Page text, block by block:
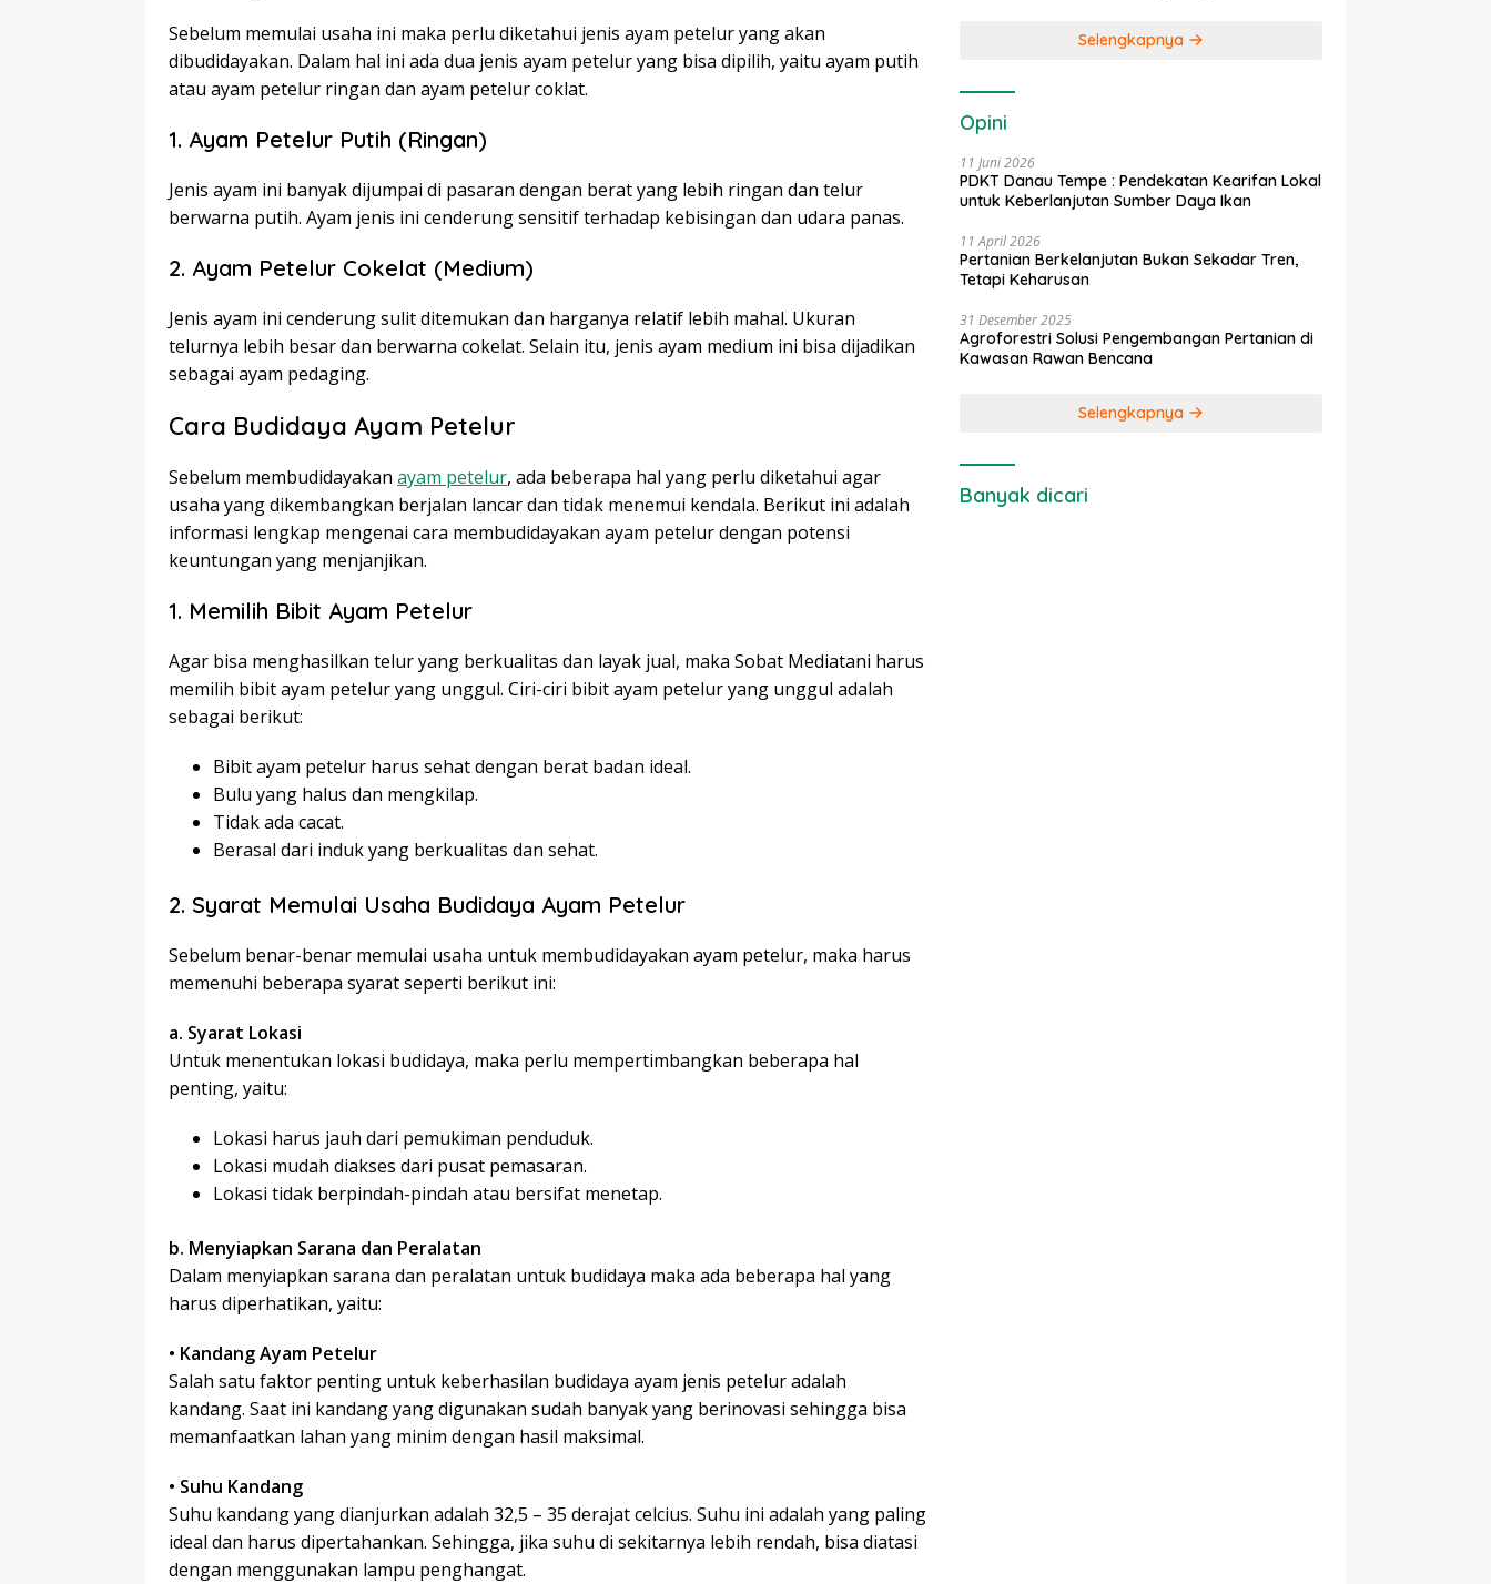
Sebelum memulai usaha ini maka perlu diketahui jenis ayam petelur yang akan
dibudidayakan. Dalam hal ini ada dua jenis ayam petelur yang bisa dipilih, yaitu ayam putih
atau ayam petelur ringan dan ayam petelur coklat.
1. Ayam Petelur Putih (Ringan)
Jenis ayam ini banyak dijumpai di pasaran dengan berat yang lebih ringan dan telur
berwarna putih. Ayam jenis ini cenderung sensitif terhadap kebisingan dan udara panas.
2. Ayam Petelur Cokelat (Medium)
Jenis ayam ini cenderung sulit ditemukan dan harganya relatif lebih mahal. Ukuran
telurnya lebih besar dan berwarna cokelat. Selain itu, jenis ayam medium ini bisa dijadikan
sebagai ayam pedaging.
Cara Budidaya Ayam Petelur
Sebelum membudidayakan ayam petelur, ada beberapa hal yang perlu diketahui agar
usaha yang dikembangkan berjalan lancar dan tidak menemui kendala. Berikut ini adalah
informasi lengkap mengenai cara membudidayakan ayam petelur dengan potensi
keuntungan yang menjanjikan.
1. Memilih Bibit Ayam Petelur
Agar bisa menghasilkan telur yang berkualitas dan layak jual, maka Sobat Mediatani harus
memilih bibit ayam petelur yang unggul. Ciri-ciri bibit ayam petelur yang unggul adalah
sebagai berikut:
Bibit ayam petelur harus sehat dengan berat badan ideal.
Bulu yang halus dan mengkilap.
Tidak ada cacat.
Berasal dari induk yang berkualitas dan sehat.
2. Syarat Memulai Usaha Budidaya Ayam Petelur
Sebelum benar-benar memulai usaha untuk membudidayakan ayam petelur, maka harus
memenuhi beberapa syarat seperti berikut ini:
a. Syarat Lokasi
Untuk menentukan lokasi budidaya, maka perlu mempertimbangkan beberapa hal
penting, yaitu:
Lokasi harus jauh dari pemukiman penduduk.
Lokasi mudah diakses dari pusat pemasaran.
Lokasi tidak berpindah-pindah atau bersifat menetap.
b. Menyiapkan Sarana dan Peralatan
Dalam menyiapkan sarana dan peralatan untuk budidaya maka ada beberapa hal yang
harus diperhatikan, yaitu:
• Kandang Ayam Petelur
Salah satu faktor penting untuk keberhasilan budidaya ayam jenis petelur adalah
kandang. Saat ini kandang yang digunakan sudah banyak yang berinovasi sehingga bisa
memanfaatkan lahan yang minim dengan hasil maksimal.
• Suhu Kandang
Suhu kandang yang dianjurkan adalah 32,5 – 35 derajat celcius. Suhu ini adalah yang paling
ideal dan harus dipertahankan. Sehingga, jika suhu di sekitarnya lebih rendah, bisa diatasi
dengan menggunakan lampu penghangat.
Selengkapnya
Opini
11 Juni 2026
PDKT Danau Tempe : Pendekatan Kearifan Lokal
untuk Keberlanjutan Sumber Daya Ikan
11 April 2026
Pertanian Berkelanjutan Bukan Sekadar Tren,
Tetapi Keharusan
31 Desember 2025
Agroforestri Solusi Pengembangan Pertanian di
Kawasan Rawan Bencana
Selengkapnya
Banyak dicari